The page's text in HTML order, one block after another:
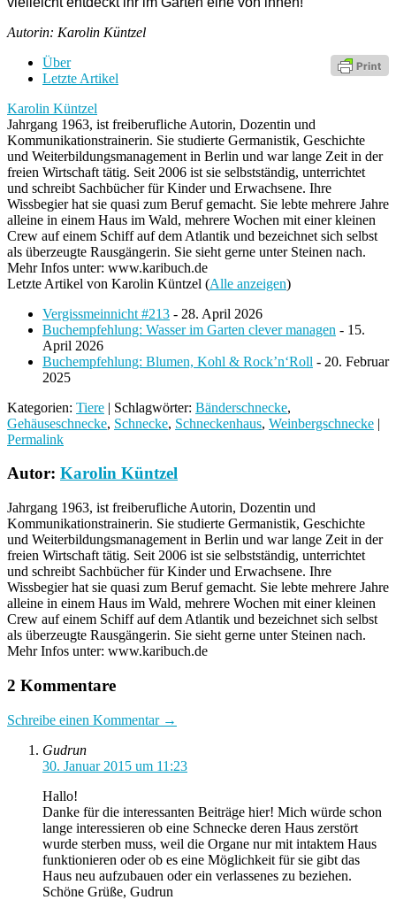
Autorin: Karolin Küntzel
Über
Letzte Artikel
Karolin Küntzel
Jahrgang 1963, ist freiberufliche Autorin, Dozentin und
Kommunikationstrainerin. Sie studierte Germanistik, Geschichte
und Weiterbildungsmanagement in Berlin und war lange Zeit in der
freien Wirtschaft tätig. Seit 2006 ist sie selbstständig, unterrichtet
und schreibt Sachbücher für Kinder und Erwachsene. Ihre
Wissbegier hat sie quasi zum Beruf gemacht. Sie lebte mehrere Jahre
alleine in einem Haus im Wald, mehrere Wochen mit einer kleinen
Crew auf einem Schiff auf dem Atlantik und bezeichnet sich selbst
als überzeugte Rausgängerin. Sie sieht gerne unter Steinen nach.
Mehr Infos unter: www.karibuch.de
Letzte Artikel von Karolin Küntzel (Alle anzeigen)
Vergissmeinnicht #213 - 28. April 2026
Buchempfehlung: Wasser im Garten clever managen - 15.
April 2026
Buchempfehlung: Blumen, Kohl & Rock’n‘Roll - 20. Februar
2025
Kategorien: Tiere | Schlagwörter: Bänderschnecke,
Gehäuseschnecke, Schnecke, Schneckenhaus, Weinbergschnecke |
Permalink
Autor: Karolin Küntzel
Jahrgang 1963, ist freiberufliche Autorin, Dozentin und
Kommunikationstrainerin. Sie studierte Germanistik, Geschichte
und Weiterbildungsmanagement in Berlin und war lange Zeit in der
freien Wirtschaft tätig. Seit 2006 ist sie selbstständig, unterrichtet
und schreibt Sachbücher für Kinder und Erwachsene. Ihre
Wissbegier hat sie quasi zum Beruf gemacht. Sie lebte mehrere Jahre
alleine in einem Haus im Wald, mehrere Wochen mit einer kleinen
Crew auf einem Schiff auf dem Atlantik und bezeichnet sich selbst
als überzeugte Rausgängerin. Sie sieht gerne unter Steinen nach.
Mehr Infos unter: www.karibuch.de
2 Kommentare
Schreibe einen Kommentar →
Gudrun
30. Januar 2015 um 11:23
Hallo!
Danke für die interessanten Beiträge hier! Mich würde schon
lange interessieren ob eine Schnecke deren Haus zerstört
wurde sterben muss, weil die Organe nur mit intaktem Haus
funktionieren oder ob es eine Möglichkeit für sie gibt das
Haus neu aufzubauen oder ein verlassenes zu beziehen.
Schöne Grüße, Gudrun